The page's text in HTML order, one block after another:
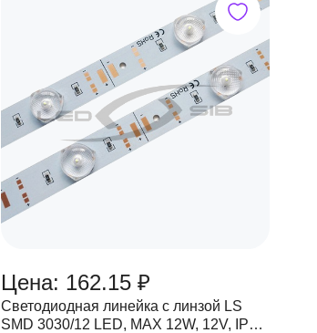
Цена: 162.15 ₽
Светодиодная линейка с линзой LS
SMD 3030/12 LED, MAX 12W, 12V, IP33,